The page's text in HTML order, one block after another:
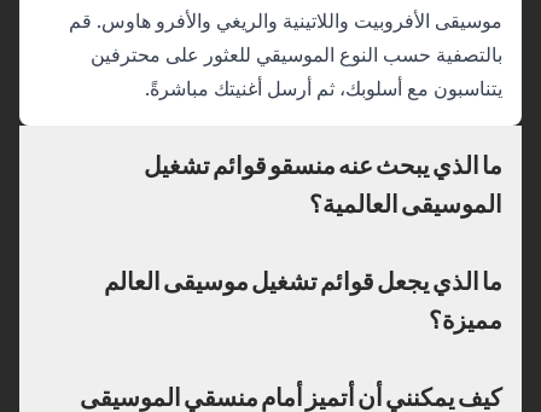
موسيقى الأفروبيت واللاتينية والريغي والأفرو هاوس. قم
بالتصفية حسب النوع الموسيقي للعثور على محترفين
يتناسبون مع أسلوبك، ثم أرسل أغنيتك مباشرةً.
ما الذي يبحث عنه منسقو قوائم تشغيل
الموسيقى العالمية؟
ما الذي يجعل قوائم تشغيل موسيقى العالم
مميزة؟
كيف يمكنني أن أتميز أمام منسقي الموسيقى